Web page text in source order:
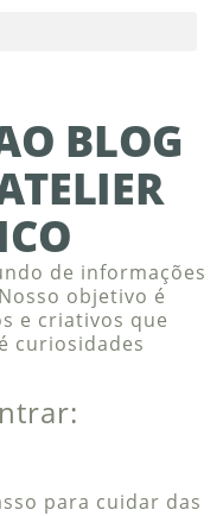
BLOG
de informações
objetivo é
e criativos que
curiosidades
para cuidar das